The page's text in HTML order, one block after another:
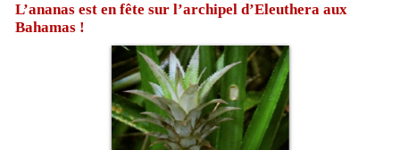
L’ananas est en fête sur l’archipel d’Eleuthera aux
Bahamas !